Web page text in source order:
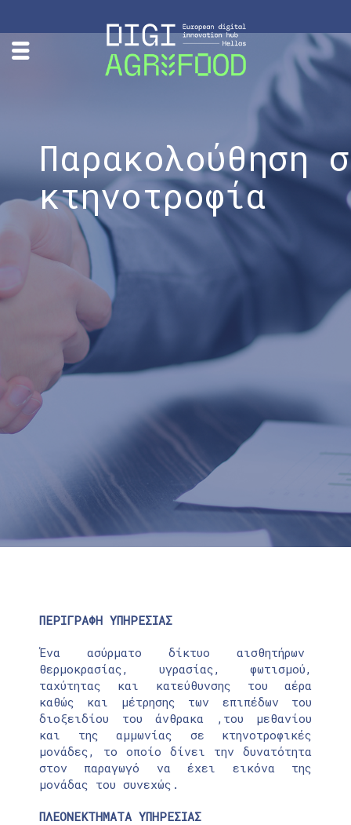
Παρακολούθηση
κτηνοτροφία
ΠΕΡΙΓΡΑΦΗ ΥΠΗΡΕΣΙΑΣ
Ένα ασύρματο δίκτυο αισθητήρων
θερμοκρασίας, υγρασίας, φωτισμού,
ταχύτητας και κατεύθυνσης του αέρα
καθώς και μέτρησης των επιπέδων του
διοξειδίου του άνθρακα ,του μεθανίου
και της αμμωνίας σε κτηνοτροφικές
μονάδες, το οποίο δίνει την δυνατότητα
στον παραγωγό να έχει εικόνα της
μονάδας του συνεχώς.
ΠΛΕΟΝΕΚΤΗΜΑΤΑ ΥΠΗΡΕΣΙΑΣ